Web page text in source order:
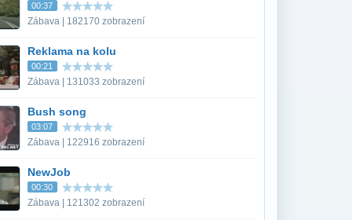
00:37
Zábava | 182170 zobrazení
Reklama na kolu
00:21
Zábava | 131033 zobrazení
Bush song
03:07
Zábava | 122916 zobrazení
NewJob
00:30
Zábava | 121302 zobrazení